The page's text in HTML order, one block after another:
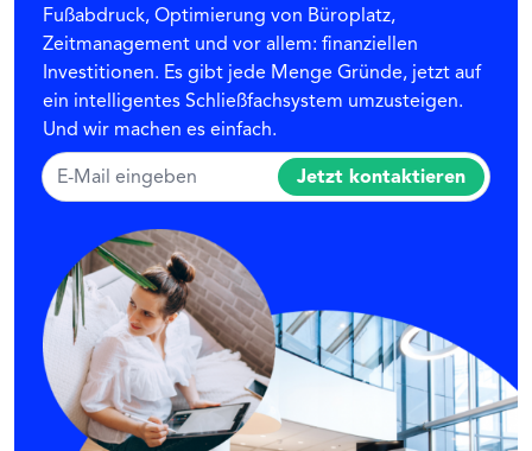
Fußabdruck, Optimierung von Büroplatz,
Zeitmanagement und vor allem: finanziellen
Investitionen. Es gibt jede Menge Gründe, jetzt auf
ein intelligentes Schließfachsystem umzusteigen.
Und wir machen es einfach.
Jetzt kontaktieren